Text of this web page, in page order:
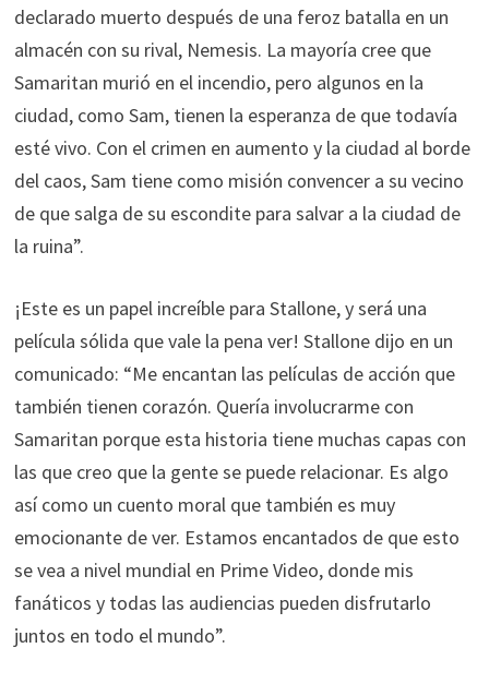
declarado muerto después de una feroz batalla en un
almacén con su rival, Nemesis. La mayoría cree que
Samaritan murió en el incendio, pero algunos en la
ciudad, como Sam, tienen la esperanza de que todavía
esté vivo. Con el crimen en aumento y la ciudad al borde
del caos, Sam tiene como misión convencer a su vecino
de que salga de su escondite para salvar a la ciudad de
la ruina”.
¡Este es un papel increíble para Stallone, y será una
película sólida que vale la pena ver! Stallone dijo en un
comunicado: “Me encantan las películas de acción que
también tienen corazón. Quería involucrarme con
Samaritan porque esta historia tiene muchas capas con
las que creo que la gente se puede relacionar. Es algo
así como un cuento moral que también es muy
emocionante de ver. Estamos encantados de que esto
se vea a nivel mundial en Prime Video, donde mis
fanáticos y todas las audiencias pueden disfrutarlo
juntos en todo el mundo”.